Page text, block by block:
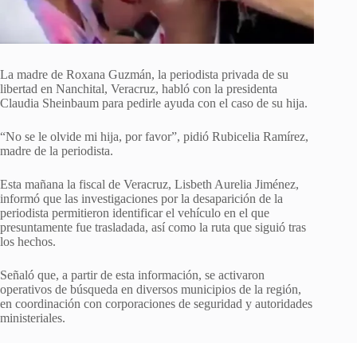
La madre de Roxana Guzmán, la periodista privada de su
libertad en Nanchital, Veracruz, habló con la presidenta
Claudia Sheinbaum para pedirle ayuda con el caso de su hija.
“No se le olvide mi hija, por favor”, pidió Rubicelia Ramírez,
madre de la periodista.
Esta mañana la fiscal de Veracruz, Lisbeth Aurelia Jiménez,
informó que las investigaciones por la desaparición de la
periodista permitieron identificar el vehículo en el que
presuntamente fue trasladada, así como la ruta que siguió tras
los hechos.
Señaló que, a partir de esta información, se activaron
operativos de búsqueda en diversos municipios de la región,
en coordinación con corporaciones de seguridad y autoridades
ministeriales.